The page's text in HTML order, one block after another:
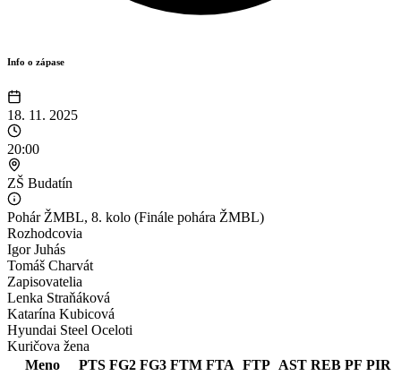
Info o zápase
18. 11. 2025
20:00
ZŠ Budatín
Pohár ŽMBL, 8. kolo (Finále pohára ŽMBL)
Rozhodcovia
Igor Juhás
Tomáš Charvát
Zapisovatelia
Lenka Straňáková
Katarína Kubicová
Hyundai Steel Oceloti
Kuričova žena
Meno
PTS FG2 FG3 FTM FTA FTP AST REB PF PIR